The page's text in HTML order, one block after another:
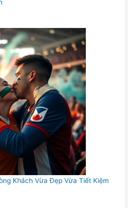
Khách Vừa Đẹp Vừa Tiết Kiệm